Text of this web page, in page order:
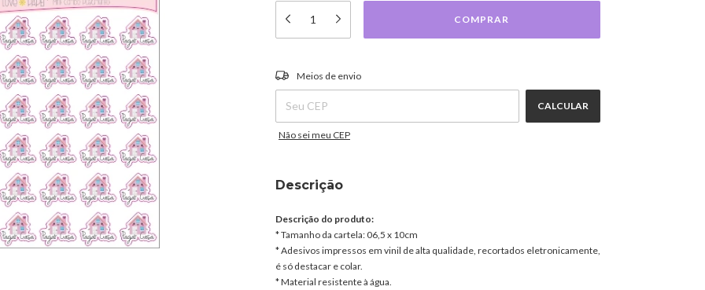
Entregas para o CEP:
Meios de envio
CALCULAR
Não sei meu CEP
Descrição
Descrição do produto:
* Tamanho da cartela: 06,5 x 10cm
* Adesivos impressos em vinil de alta qualidade, recortados eletronicamente,
é só destacar e colar.
* Material resistente à água.